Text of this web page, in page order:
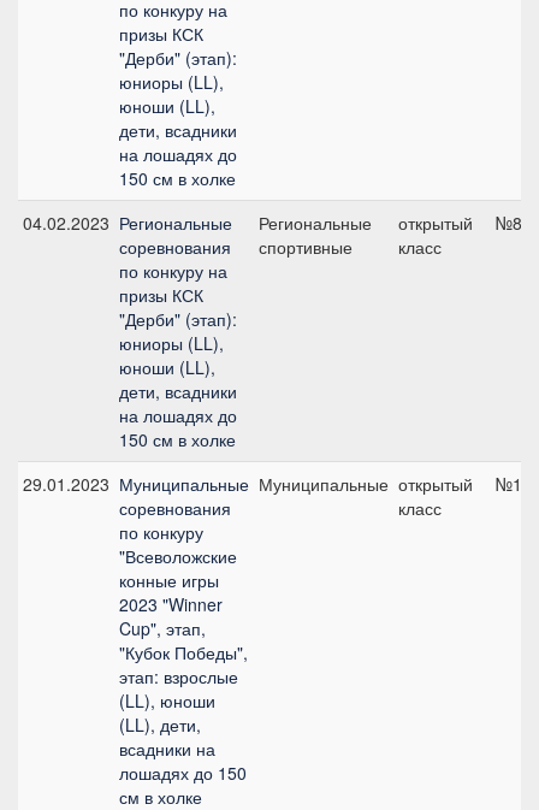
по конкуру на
призы КСК
"Дерби" (этап):
юниоры (LL),
юноши (LL),
дети, всадники
на лошадях до
150 см в холке
04.02.2023 Региональные
соревнования
по конкуру на
призы КСК
"Дерби" (этап):
юниоры (LL),
юноши (LL),
дети, всадники
на лошадях до
150 см в холке
Региональные
спортивные
открытый
класс
№8,
29.01.2023 Муниципальные
соревнования
по конкуру
"Всеволожские
конные игры
2023 "Winner
Cup", этап,
"Кубок Победы",
этап: взрослые
(LL), юноши
(LL), дети,
всадники на
лошадях до 150
см в холке
Муниципальные открытый
класс
№1,